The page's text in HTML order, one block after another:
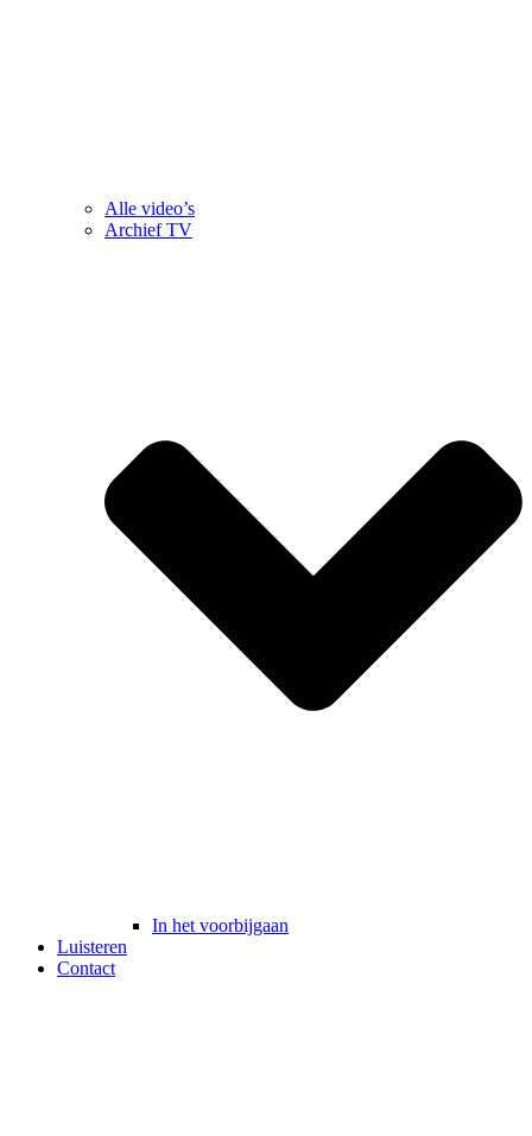
Alle video’s
Archief TV
In het voorbijgaan
Luisteren
Contact